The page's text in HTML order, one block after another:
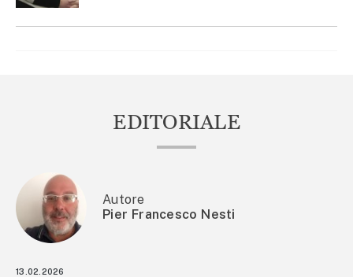
EDITORIALE
Autore
Pier Francesco Nesti
13.02.2026